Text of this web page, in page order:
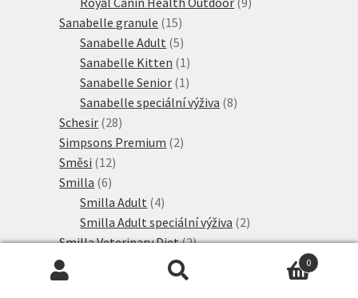
Sanabelle granule 1515
produktů
Sanabelle Adult 55
produktů
Sanabelle Kitten 1 1
produkt
Sanabelle Senior 1 1
produkt
Sanabelle speciální výživa 88
Schesir 2828
produktů
Simpsons Premium 22
Směsi 1212
Smilla 66
produktů
Smilla Adult 44
produkty
Smilla Adult speciální výživa 22
produkty
Smilla Veterinary Diet 22
SPECIFIC
produktů
Taste of the Wild 1515
0